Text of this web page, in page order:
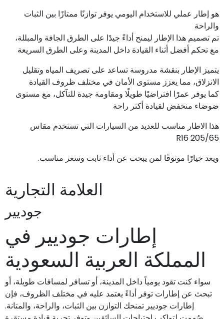
هو إطار عملي للاستخدام اليومي يوفر توازنًا ممتازًا بين الثبات
والراحة
تم تصميم هذا الإطار ليمنح أداءً جيدًا على الطرق الجافة والمبللة،
مع تحكم أفضل أثناء القيادة داخل المدينة وعلى الطرق السريعة
يتميز الإطار بنقشة مدروسة تساعد على تصريف المياه وتقليل
الانزلاق، مما يعزز مستوى الأمان في مختلف ظروف القيادة
كما يوفر عمرًا افتراضيًا طويلًا ومقاومة جيدة للتآكل، مع مستوى
ضوضاء منخفض لقيادة أكثر راحة
هذا الاطار مناسب للعديد من السيارات التي تستخدم مقاس
205/65 R16
ويعد خيارًا موثوقًا لمن يبحث عن أداء ثابت وسعر مناسب.
العلامة التجارية
جوديير
إطارات جوديير في
المملكة العربية السعودية
سواء كنت تقود يومياً داخل المدينة، أو تسافر لمسافات طويلة، أو
تبحث عن إطارات توفر أداءً يعتمد عليه في مختلف الظروف، فإن
إطارات جوديير تمنحك التوازن بين الثبات، والراحة، والمتانة.